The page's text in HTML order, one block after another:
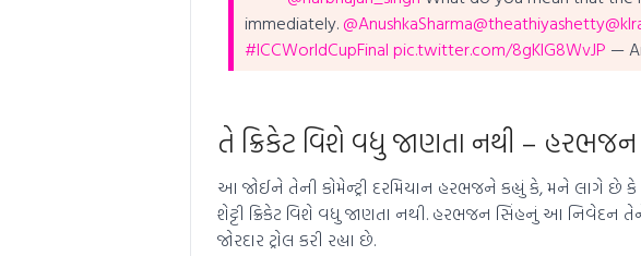
immediately. @AnushkaSharma@theathiyashetty
#ICCWorldCupFinal pic.twitter.com/8gKlG8WvJP —
તે ક્રિકેટ વિશે વધુ જાણતા નથી –
આ જોઈને તેની કોમેન્ટ્રી દરમિયાન હરભજને કહ્યું કે, મને લાગે છે
શેટ્ટી ક્રિકેટ વિશે વધુ જાણતા નથી. હરભજન સિંહનું આ
જોરદાર ટ્રોલ કરી રહ્યા છે.